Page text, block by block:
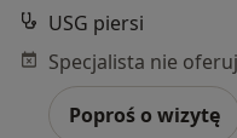
USG piersi
Poproś o wizytę